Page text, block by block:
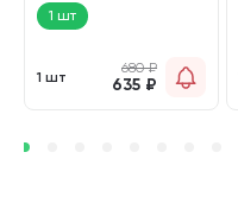
1 шт
1 шт
680₽
635 ₽